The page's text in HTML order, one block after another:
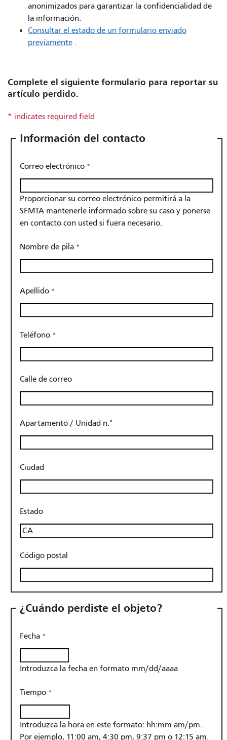
anonimizados para garantizar la confidencialidad de
la información.
Consultar el estado de un formulario enviado
previamente .
Complete el siguiente formulario para reportar su
artículo perdido.
Información del contacto
Correo electrónico
Proporcionar su correo electrónico permitirá a la
SFMTA mantenerle informado sobre su caso y ponerse
en contacto con usted si fuera necesario.
Nombre de pila
Apellido
Teléfono
Calle de correo
Apartamento / Unidad n.°
Ciudad
Estado
Código postal
¿Cuándo perdiste el objeto?
Fecha
Introduzca la fecha en formato mm/dd/aaaa
Tiempo
Introduzca la hora en este formato: hh:mm am/pm.
Por ejemplo, 11:00 am, 4:30 pm, 9:37 pm o 12:15 am.